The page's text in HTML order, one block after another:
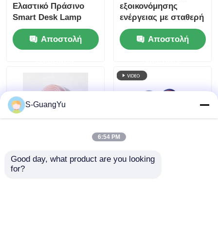
Ελαστικό Πράσινο
Smart Desk Lamp
Base Σιλικόνιο
Υπερμόρφωση
Μηχανή
Αποστολή
εξοικονόμησης
ενέργειας με σταθερή
απόδοση παραγωγής
και ανεξάρτητο
σύστημα ένεσης
Αποστολή
Βιόμετρος διπλής
S-GuangYu
6:54 PM
Good day, what product are you looking
for?